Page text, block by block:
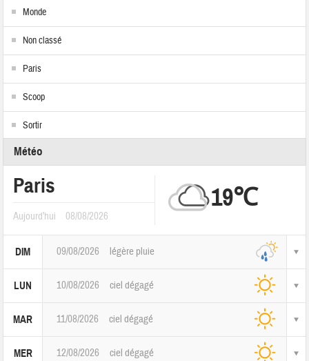
Monde
Non classé
Paris
Scoop
Sortir
Météo
Paris
Aujourd'hui 08/08/2026
19℃
DIM 09/08/2026 légère pluie
LUN 10/08/2026 ciel dégagé
MAR 11/08/2026 ciel dégagé
MER 12/08/2026 ciel dégagé